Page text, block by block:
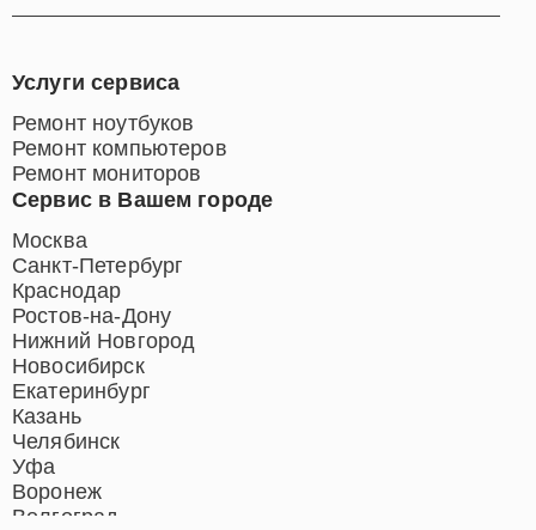
Сервис в Вашем городе
Москва
Санкт-Петербург
Краснодар
Ростов-на-Дону
Нижний Новгород
Новосибирск
Екатеринбург
Казань
Челябинск
Уфа
Воронеж
Волгоград
Услуги сервиса
Ремонт ноутбуков
Ремонт компьютеров
Ремонт мониторов